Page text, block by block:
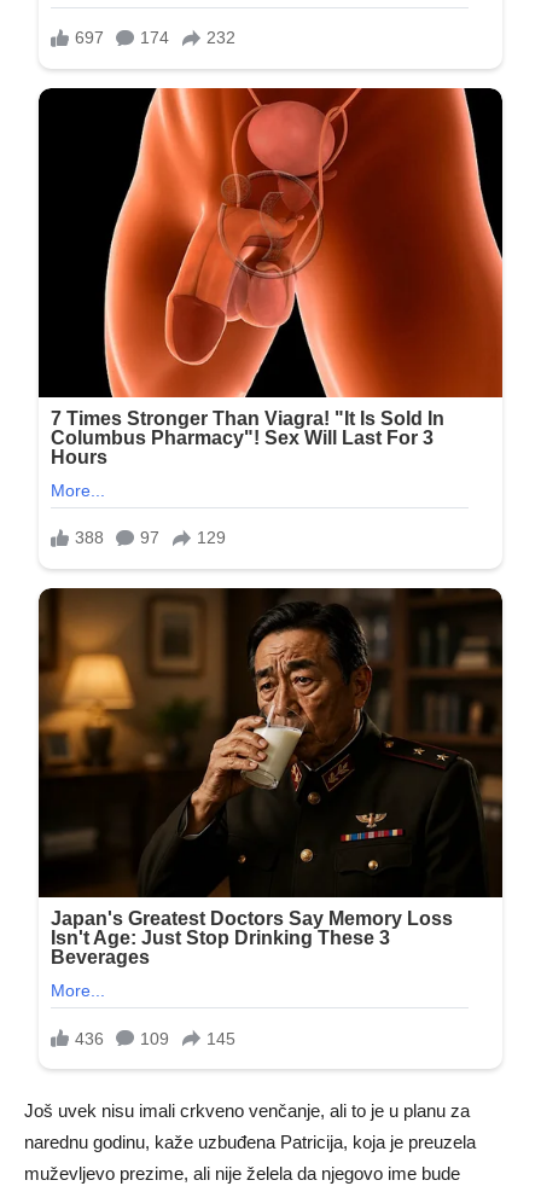
Još uvek nisu imali crkveno venčanje, ali to je u planu za
narednu godinu, kaže uzbuđena Patricija, koja je preuzela
muževljevo prezime, ali nije želela da njegovo ime bude